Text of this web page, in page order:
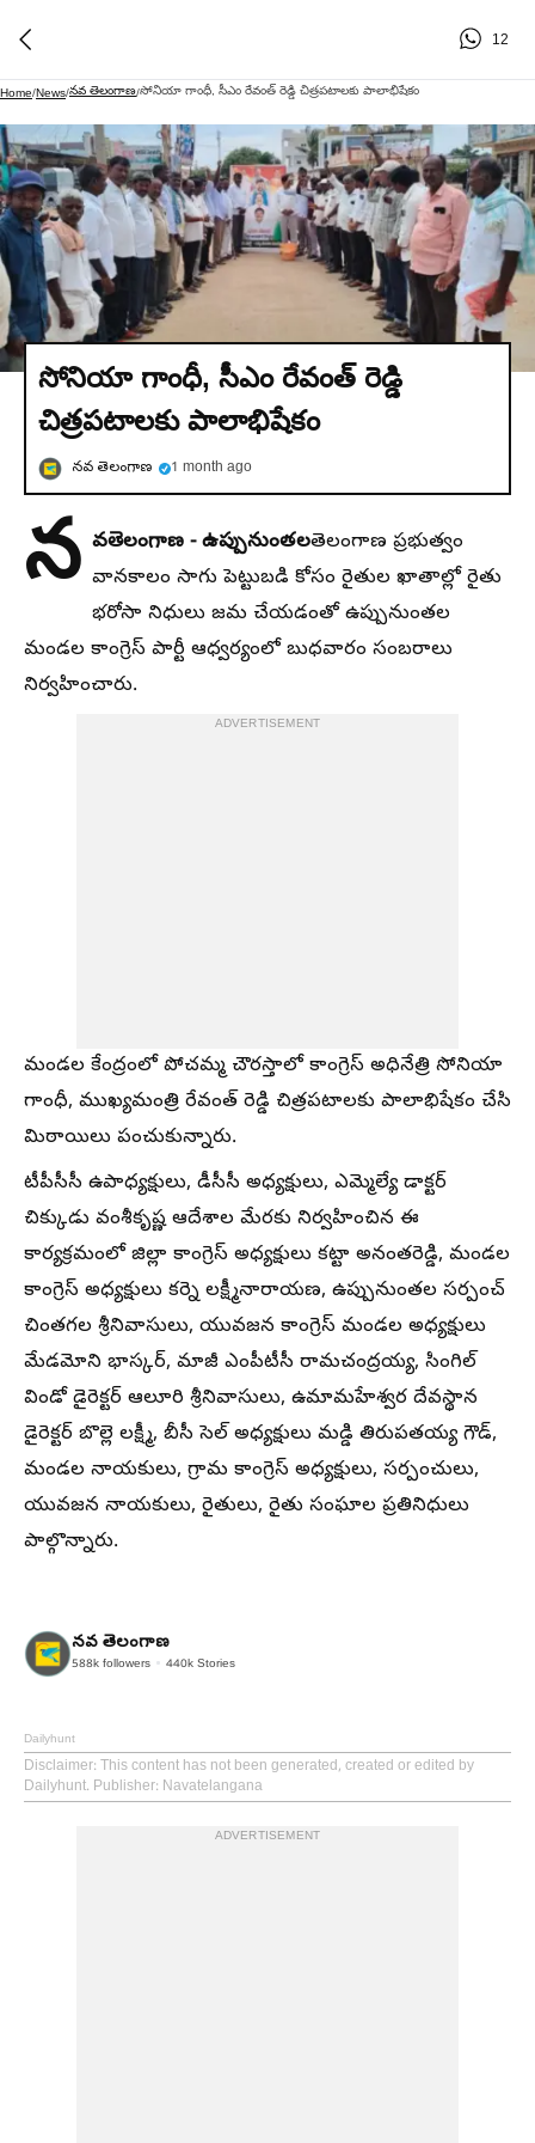
12
Home/News/నవ తెలంగాణ/సోనియా గాంధీ, సీఎం రేవంత్ రెడ్డి చిత్రపటాలకు పాలాభిషేకం
సోనియా గాంధీ, సీఎం రేవంత్ రెడ్డి
చిత్రపటాలకు పాలాభిషేకం
నవ తెలంగాణ 1 month ago
న వతెలంగాణ - ఉప్పునుంతలతెలంగాణ ప్రభుత్వం
వానకాలం సాగు పెట్టుబడి కోసం రైతుల ఖాతాల్లో రైతు
భరోసా నిధులు జమ చేయడంతో ఉప్పునుంతల
మండల కాంగ్రెస్ పార్టీ ఆధ్వర్యంలో బుధవారం సంబరాలు
నిర్వహించారు.
ADVERTISEMENT
మండల కేంద్రంలో పోచమ్మ చౌరస్తాలో కాంగ్రెస్ అధినేత్రి సోనియా
గాంధీ, ముఖ్యమంత్రి రేవంత్ రెడ్డి చిత్రపటాలకు పాలాభిషేకం చేసి
మిఠాయిలు పంచుకున్నారు.
టీపీసీసీ ఉపాధ్యక్షులు, డీసీసీ అధ్యక్షులు, ఎమ్మెల్యే డాక్టర్
చిక్కుడు వంశీకృష్ణ ఆదేశాల మేరకు నిర్వహించిన ఈ
కార్యక్రమంలో జిల్లా కాంగ్రెస్ అధ్యక్షులు కట్టా అనంతరెడ్డి, మండల
కాంగ్రెస్ అధ్యక్షులు కర్నె లక్ష్మీనారాయణ, ఉప్పునుంతల సర్పంచ్
చింతగల శ్రీనివాసులు, యువజన కాంగ్రెస్ మండల అధ్యక్షులు
మేడమోని భాస్కర్, మాజీ ఎంపీటీసీ రామచంద్రయ్య, సింగిల్
విండో డైరెక్టర్ ఆలూరి శ్రీనివాసులు, ఉమామహేశ్వర దేవస్థాన
డైరెక్టర్ బొల్లె లక్ష్మీ, బీసీ సెల్ అధ్యక్షులు మడ్డి తిరుపతయ్య గౌడ్,
మండల నాయకులు, గ్రామ కాంగ్రెస్ అధ్యక్షులు, సర్పంచులు,
యువజన నాయకులు, రైతులు, రైతు సంఘాల ప్రతినిధులు
పాల్గొన్నారు.
నవ తెలంగాణ
588k followers 440k Stories
Dailyhunt
Disclaimer: This content has not been generated, created or edited by
Dailyhunt. Publisher: Navatelangana
ADVERTISEMENT